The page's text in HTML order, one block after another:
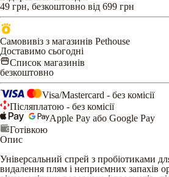
49 грн, безкоштовно від 699 грн
Самовивіз з магазинів Pethouse
Доставимо сьогодні
Список магазинів
безкоштовно
Visa/Mastercard - без комісії
Післяплатою - без комісії
Apple Pay або Google Pay
Готівкою
Опис
Універсальний спрей з пробіотиками
видалення плям і неприємних запахів